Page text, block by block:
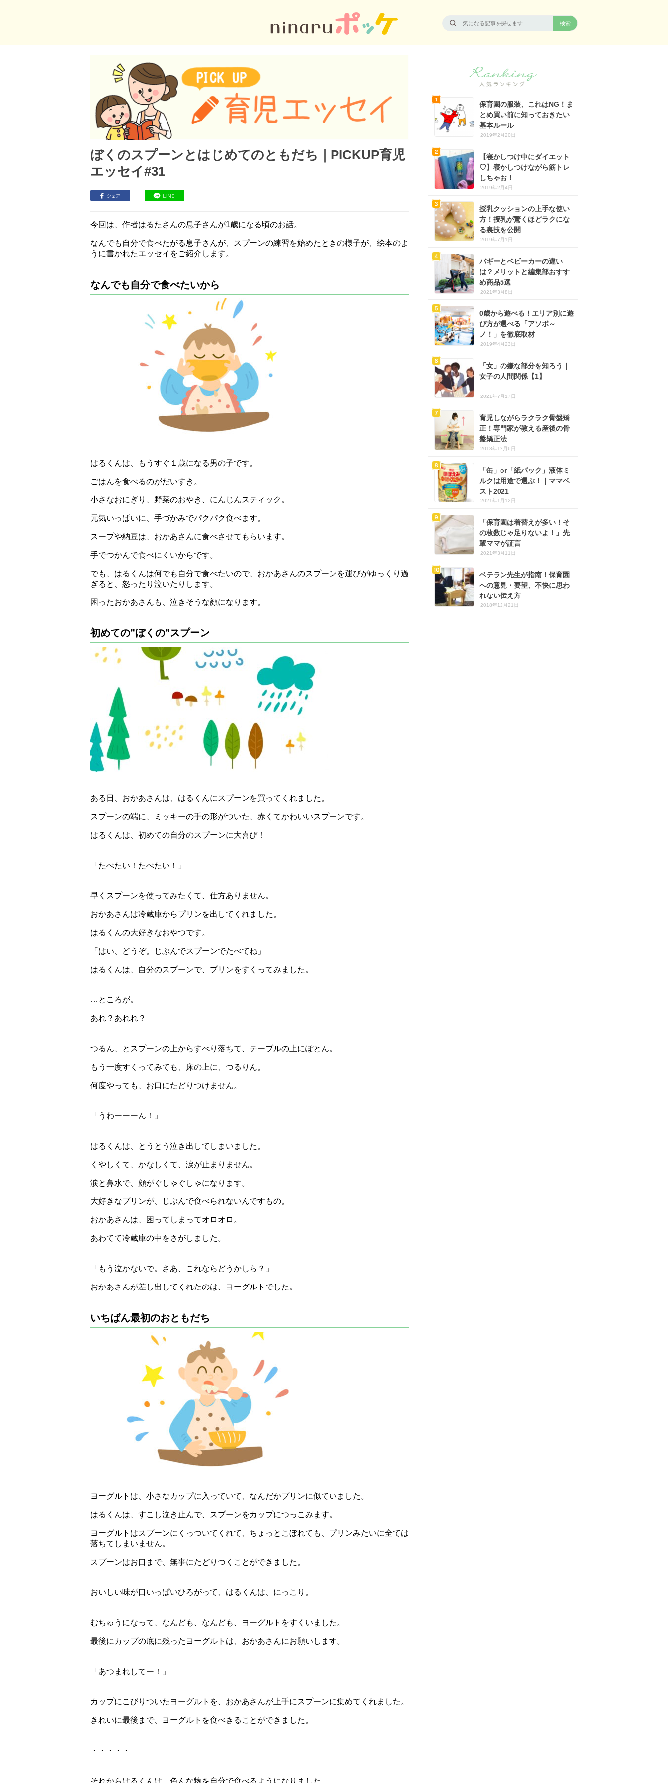
ぼくのスプーンとはじめてのともだち｜PICKUP育児
エッセイ#31
今回は、作者はるたさんの息子さんが1歳になる頃のお話。
なんでも自分で食べたがる息子さんが、スプーンの練習を始めたときの様子が、絵本のよ
うに書かれたエッセイをご紹介します。
なんでも自分で食べたいから
はるくんは、もうすぐ１歳になる男の子です。
ごはんを食べるのがだいすき。
小さなおにぎり、野菜のおやき、にんじんスティック。
元気いっぱいに、手づかみでパクパク食べます。
スープや納豆は、おかあさんに食べさせてもらいます。
手でつかんで食べにくいからです。
でも、はるくんは何でも自分で食べたいので、おかあさんのスプーンを運びがゆっくり過
ぎると、怒ったり泣いたりします。
困ったおかあさんも、泣きそうな顔になります。
初めての”ぼくの”スプーン
ある日、おかあさんは、はるくんにスプーンを買ってくれました。
スプーンの端に、ミッキーの手の形がついた、赤くてかわいいスプーンです。
はるくんは、初めての自分のスプーンに大喜び！
「たべたい！たべたい！」
早くスプーンを使ってみたくて、仕方ありません。
おかあさんは冷蔵庫からプリンを出してくれました。
はるくんの大好きなおやつです。
「はい、どうぞ。じぶんでスプーンでたべてね」
はるくんは、自分のスプーンで、プリンをすくってみました。
…ところが。
あれ？あれれ？
つるん、とスプーンの上からすべり落ちて、テーブルの上にぽとん。
もう一度すくってみても、床の上に、つるりん。
何度やっても、お口にたどりつけません。
「うわーーーん！」
はるくんは、とうとう泣き出してしまいました。
くやしくて、かなしくて、涙が止まりません。
涙と鼻水で、顔がぐしゃぐしゃになります。
大好きなプリンが、じぶんで食べられないんですもの。
おかあさんは、困ってしまってオロオロ。
あわてて冷蔵庫の中をさがしました。
「もう泣かないで。さあ、これならどうかしら？」
おかあさんが差し出してくれたのは、ヨーグルトでした。
いちばん最初のおともだち
ヨーグルトは、小さなカップに入っていて、なんだかプリンに似ていました。
はるくんは、すこし泣き止んで、スプーンをカップにつっこみます。
ヨーグルトはスプーンにくっついてくれて、ちょっとこぼれても、プリンみたいに全ては
落ちてしまいません。
スプーンはお口まで、無事にたどりつくことができました。
おいしい味が口いっぱいひろがって、はるくんは、にっこり。
むちゅうになって、なんども、なんども、ヨーグルトをすくいました。
最後にカップの底に残ったヨーグルトは、おかあさんにお願いします。
「あつまれしてー！」
カップにこびりついたヨーグルトを、おかあさんが上手にスプーンに集めてくれました。
きれいに最後まで、ヨーグルトを食べきることができました。
・・・・・
それからはるくんは、色んな物を自分で食べるようになりました。
保育園の服装、これはNG！ま
とめ買い前に知っておきたい
基本ルール
2019年2月20日
【寝かしつけ中にダイエット
♡】寝かしつけながら筋トレ
しちゃお！
2019年2月4日
授乳クッションの上手な使い
方！授乳が驚くほどラクにな
る裏技を公開
2019年7月1日
バギーとベビーカーの違い
は？メリットと編集部おすす
め商品5選
2021年3月8日
0歳から遊べる！エリア別に遊
び方が選べる「アソボ～
ノ！」を徹底取材
2019年4月23日
「女」の嫌な部分を知ろう｜
女子の人間関係【1】
2021年7月17日
育児しながらラクラク骨盤矯
正！専門家が教える産後の骨
盤矯正法
2018年12月6日
「缶」or「紙パック」液体ミ
ルクは用途で選ぶ！｜ママベ
スト2021
2021年1月12日
「保育園は着替えが多い！そ
の枚数じゃ足りないよ！」先
輩ママが証言
2021年3月11日
ベテラン先生が指南！保育園
への意見・要望、不快に思わ
れない伝え方
2018年12月21日